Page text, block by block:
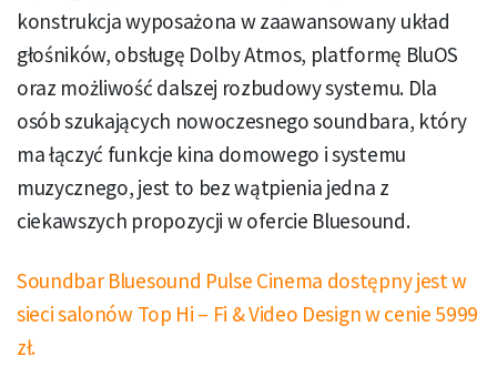
konstrukcja wyposażona w zaawansowany układ
głośników, obsługę Dolby Atmos, platformę BluOS
oraz możliwość dalszej rozbudowy systemu. Dla
osób szukających nowoczesnego soundbara, który
ma łączyć funkcje kina domowego i systemu
muzycznego, jest to bez wątpienia jedna z
ciekawszych propozycji w ofercie Bluesound.
Soundbar Bluesound Pulse Cinema dostępny jest w
sieci salonów Top Hi – Fi & Video Design w cenie 5999
zł.